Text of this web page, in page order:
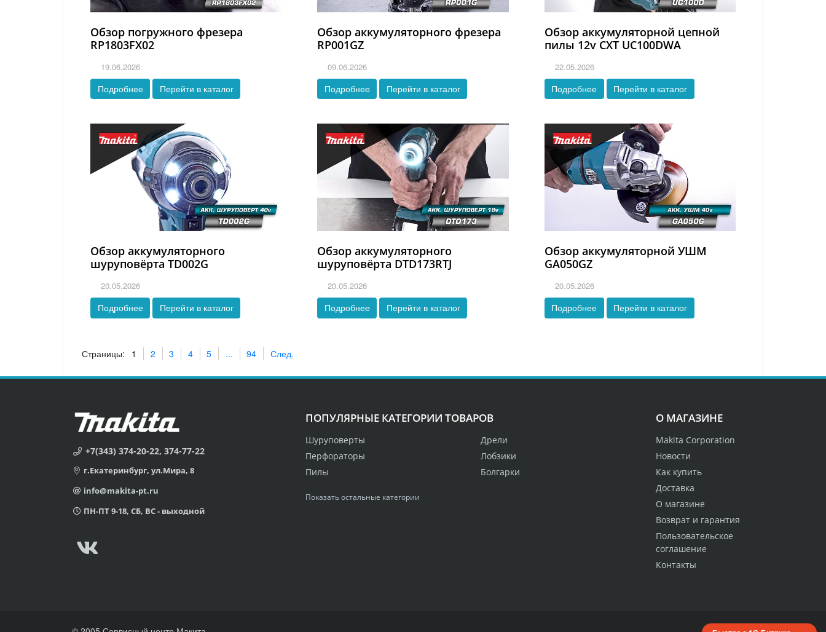
Обзор погружного фрезера
RP1803FX02
19.06.2026
Подробнее Перейти в каталог
Обзор аккумуляторного фрезера
RP001GZ
09.06.2026
Подробнее Перейти в каталог
Обзор аккумуляторной цепной
пилы 12v CXT UC100DWA
22.05.2026
Подробнее Перейти в каталог
Обзор аккумуляторного
шуруповёрта TD002G
20.05.2026
Подробнее Перейти в каталог
Обзор аккумуляторного
шуруповёрта DTD173RTJ
20.05.2026
Подробнее Перейти в каталог
Обзор аккумуляторной УШМ
GA050GZ
20.05.2026
Подробнее Перейти в каталог
Страницы: 1 2 3 4 5 ... 94 След.
+7(343) 374-20-22, 374-77-22
г.Екатеринбург, ул.Мира, 8
info@makita-pt.ru
ПН-ПТ 9-18, СБ, ВС - выходной
ПОПУЛЯРНЫЕ КАТЕГОРИИ ТОВАРОВ
Шуруповерты
Перфораторы
Пилы
Дрели
Лобзики
Болгарки
Показать остальные категории
О МАГАЗИНЕ
Makita Corporation
Новости
Как купить
Доставка
О магазине
Возврат и гарантия
Пользовательское
соглашение
Контакты